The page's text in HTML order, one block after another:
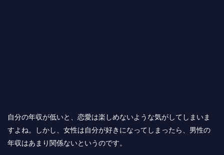
自分の年収が低いと、恋愛は楽しめないような気がしてしまいま
すよね。しかし、女性は自分が好きになってしまったら、男性の
年収はあまり関係ないというのです。